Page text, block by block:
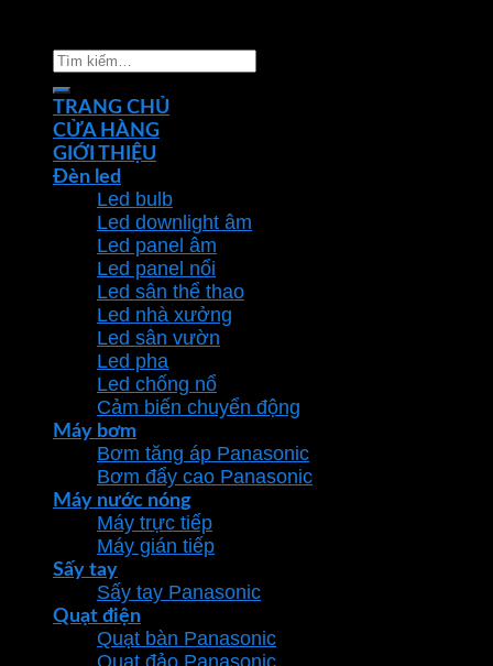
Tìm
TRANG CHỦ
CỬA HÀNG
GIỚI THIỆU
Đèn led
Led bulb
Led downlight âm
Led panel âm
Led panel nổi
Led sân thể thao
Led nhà xưởng
Led sân vườn
Led pha
Led chống nổ
Cảm biến chuyển động
Máy bơm
Bơm tăng áp Panasonic
Bơm đẩy cao Panasonic
Máy nước nóng
Máy trực tiếp
Máy gián tiếp
Sấy tay
Sấy tay Panasonic
Quạt điện
Quạt bàn Panasonic
Quạt đảo Panasonic